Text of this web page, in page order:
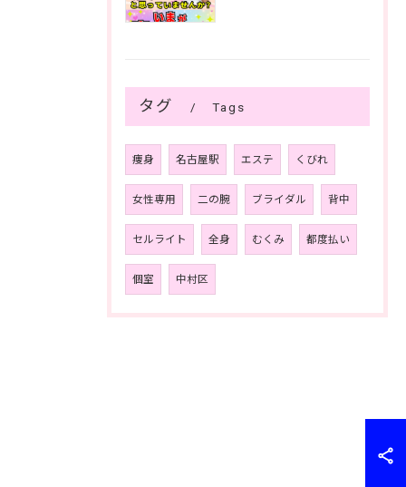
タグ Tags
痩身 名古屋駅 エステ くびれ
女性専用 二の腕 ブライダル 背中
セルライト 全身 むくみ 都度払い
個室 中村区